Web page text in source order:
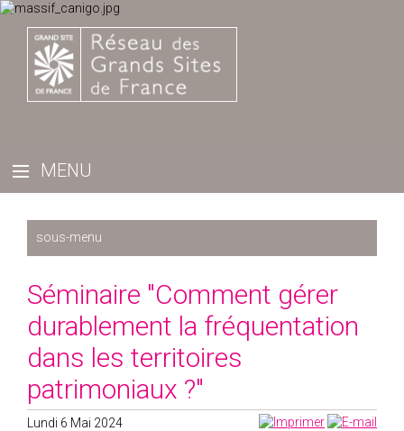
2025
2024
2023
2022
2019
Séminaire "Comment gérer
durablement la fréquentation
dans les territoires
patrimoniaux ?"
Lundi 6 Mai 2024